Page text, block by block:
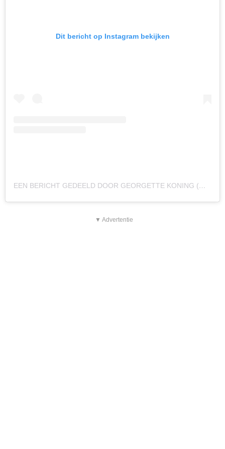
Dit bericht op Instagram bekijken
EEN BERICHT GEDEELD DOOR GEORGETTE KONING (@MIRROR_MIRROR_MAGAZINE)
▼ Advertentie